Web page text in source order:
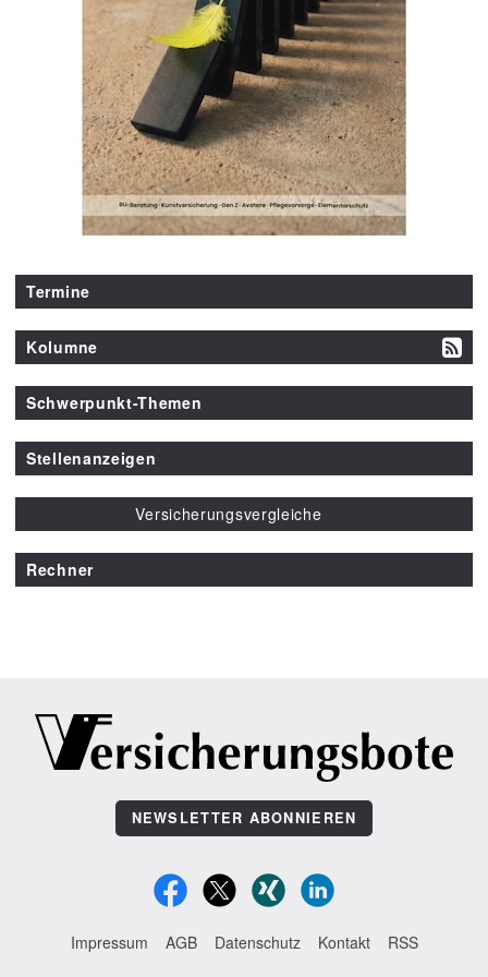
Termine
Kolumne
Schwerpunkt-Themen
Stellenanzeigen
Versicherungsvergleiche
Rechner
NEWSLETTER ABONNIEREN
Impressum AGB Datenschutz Kontakt RSS